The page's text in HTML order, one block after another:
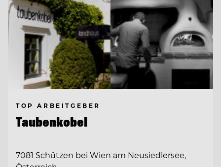
TOP ARBEITGEBER
Taubenkobel
7081 Schützen bei Wien am Neusiedlersee,